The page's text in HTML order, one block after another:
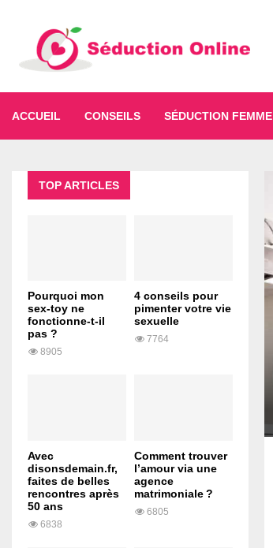
ACCUEIL CONSEILS SÉDUCTION FEMME
TOP ARTICLES
Pourquoi mon
sex-toy ne
fonctionne-t-il
pas ?
8905
4 conseils pour
pimenter votre vie
sexuelle
7764
Avec
disonsdemain.fr,
faites de belles
rencontres après
50 ans
6838
Comment trouver
l’amour via une
agence
matrimoniale ?
6805